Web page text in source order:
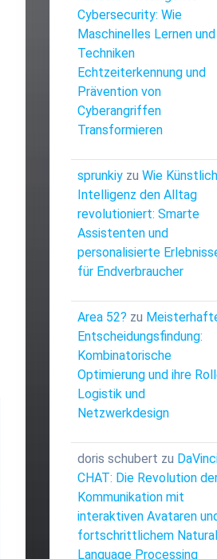
Cybersecurity: Wie
Maschinelles Lernen
Techniken
Echtzeiterkennung und
Prävention von
Cyberangriffen
Transformieren
sprunkiyzu Wie
Intelligenz den Alltag
revolutioniert: Smarte
Assistenten und
personalisierte
für Endverbraucher
Area 52? zu
Entscheidungsfindung:
Kombinatorische
Optimierung und ihre
Logistik und
Netzwerkdesign
doris schubert zu
CHAT: Die Revolution
Kommunikation mit
interaktiven Avataren
fortschrittlichem Natural
Language Processing